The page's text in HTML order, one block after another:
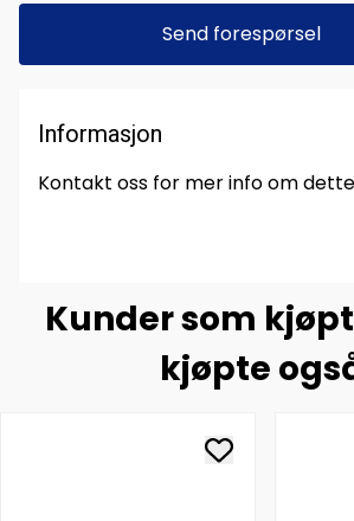
Send forespørsel
Informasjon
Kontakt oss for mer info om
Kunder som
kjøpte